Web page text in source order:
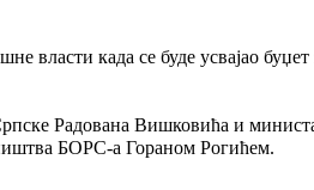
власти када се буде усвајао
Радована Вишковића и
БОРС-а Гораном Рогићем.